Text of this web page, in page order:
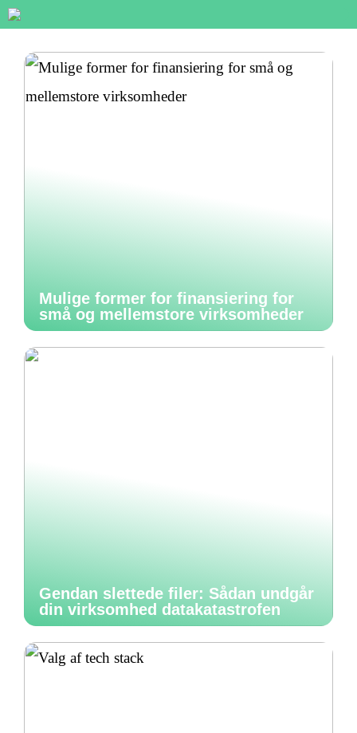
Mulige former for finansiering for
små og mellemstore virksomheder
Gendan slettede filer: Sådan undgår
din virksomhed datakatastrofen